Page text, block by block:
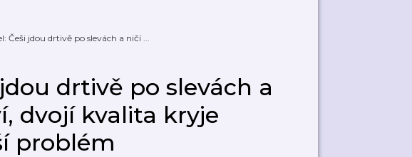
Češi jdou drtivě po slevách a ničí ...
drtivě po slevách a
dvojí kvalita kryje
problém